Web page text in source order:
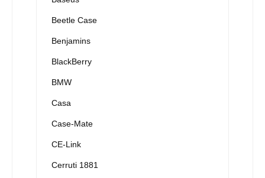
Beetle Case
Benjamins
BlackBerry
BMW
Casa
Case-Mate
CE-Link
Cerruti 1881